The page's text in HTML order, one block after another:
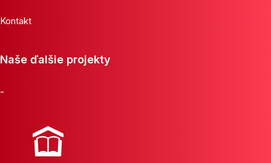
Kontakt
Naše ďalšie projekty
-